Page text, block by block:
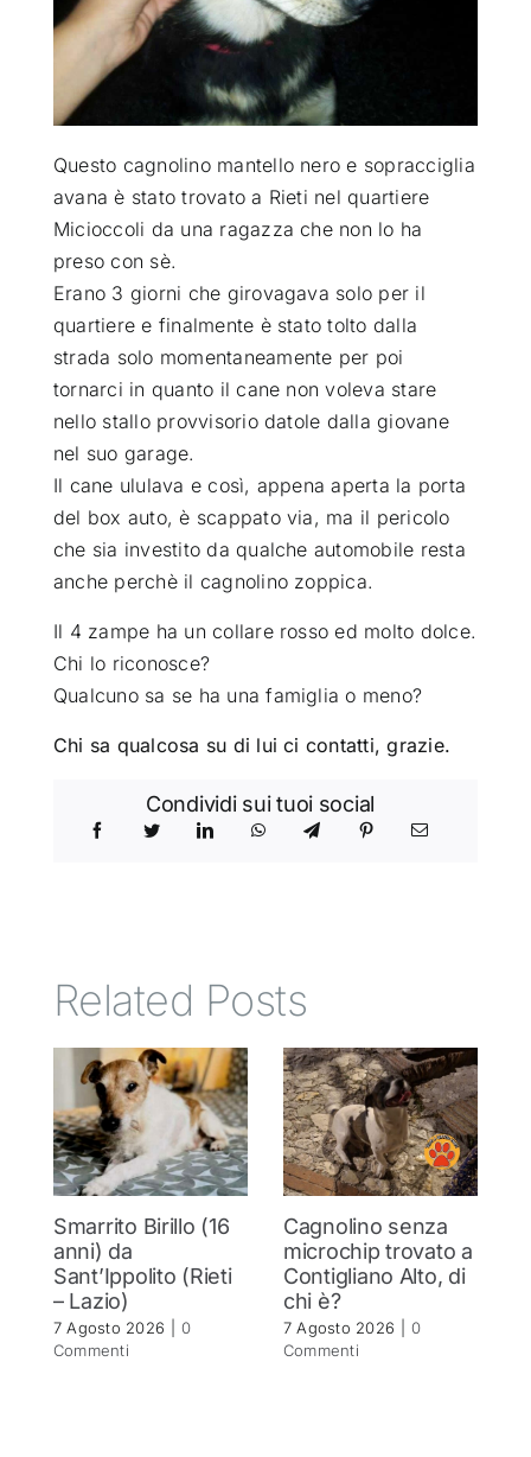
CHI SIAMO
SEMPRE CON ME
Questo cagnolino mantello nero e sopracciglia
avana è stato trovato a Rieti nel quartiere
Micioccoli da una ragazza che non lo ha
preso con sè.
Erano 3 giorni che girovagava solo per il
quartiere e finalmente è stato tolto dalla
strada solo momentaneamente per poi
tornarci in quanto il cane non voleva stare
nello stallo provvisorio datole dalla giovane
nel suo garage.
Il cane ululava e così, appena aperta la porta
del box auto, è scappato via, ma il pericolo
che sia investito da qualche automobile resta
anche perchè il cagnolino zoppica.
Il 4 zampe ha un collare rosso ed molto dolce.
Chi lo riconosce?
Qualcuno sa se ha una famiglia o meno?
Chi sa qualcosa su di lui ci contatti, grazie.
Condividi sui tuoi social
Related Posts
Smarrito Birillo (16
anni) da
Sant’Ippolito (Rieti
– Lazio)
7 Agosto 2026
0
Commenti
Cagnolino senza
microchip trovato a
Contigliano Alto, di
chi è?
7 Agosto 2026
0
Commenti